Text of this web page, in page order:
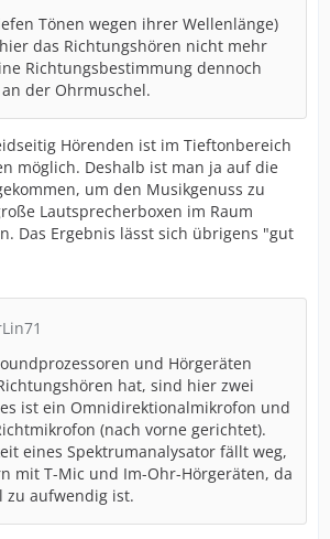
Tönen wegen ihrer Wellenlänge)
das Richtungshören nicht mehr
Richtungsbestimmung dennoch
der Ohrmuschel.
Hörenden ist im Tieftonbereich
möglich. Deshalb ist man ja auf die
um den Musikgenuss zu
Lautsprecherboxen im Raum
Das Ergebnis lässt sich übrigens "gut
und Hörgeräten
hat, sind hier zwei
ist ein Omnidirektionalmikrofon und
(nach vorne gerichtet).
eines Spektrumanalysator fällt weg,
mit T-Mic und Im-Ohr-Hörgeräten, da
zu aufwendig ist.